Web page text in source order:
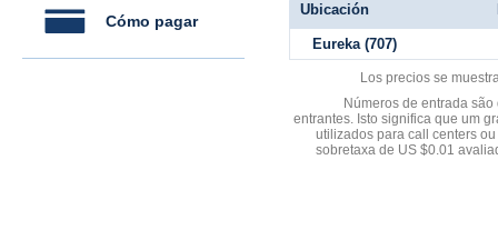
Cómo pagar
Ubicación
Eureka (707)
Los precios se
Números de entrada
entrantes. Isto significa que um
utilizados para call centers
sobretaxa de US $0.01